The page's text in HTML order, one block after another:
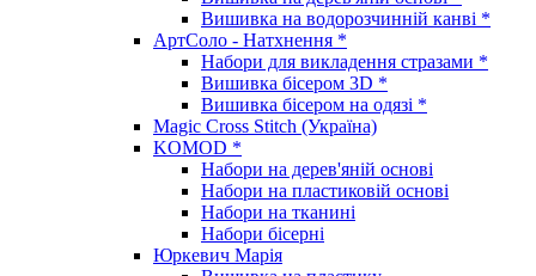
Вишивка на водорозчинній канві *
АртСоло - Натхнення *
Набори для викладення стразами *
Вишивка бісером 3D *
Вишивка бісером на одязі *
Magic Cross Stitch (Україна)
KOMOD *
Набори на дерев'яній основі
Набори на пластиковій основі
Набори на тканині
Набори бісерні
Юркевич Марія